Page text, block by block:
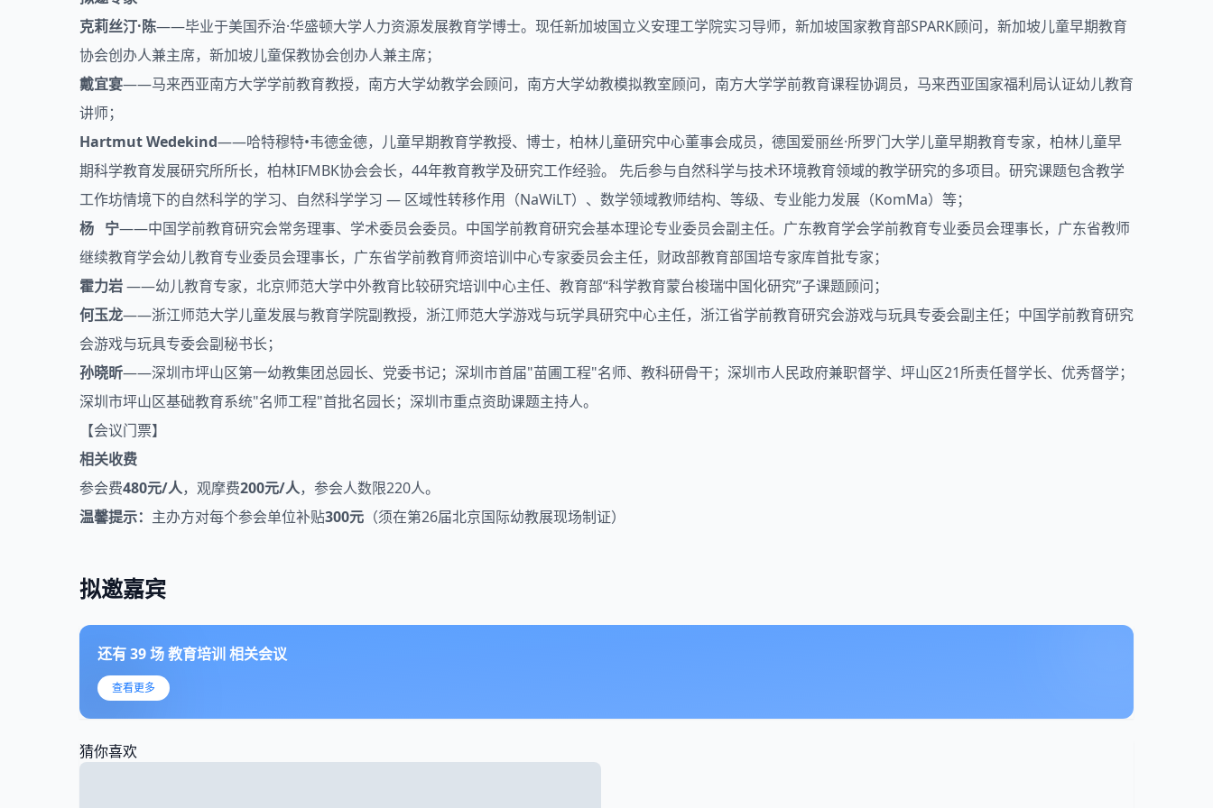
克莉丝汀·陈——毕业于美国乔治·华盛顿大学人力资源发展教育学博士。现任新加坡国立义安理工学院实习导师，新加坡国家教育部SPARK顾问，新加坡儿童早期教育
协会创办人兼主席，新加坡儿童保教协会创办人兼主席；
戴宜宴——马来西亚南方大学学前教育教授，南方大学幼教学会顾问，南方大学幼教模拟教室顾问，南方大学学前教育课程协调员，马来西亚国家福利局认证幼儿教育
讲师；
Hartmut Wedekind——哈特穆特•韦德金德，儿童早期教育学教授、博士，柏林儿童研究中心董事会成员，德国爱丽丝·所罗门大学儿童早期教育专家，柏林儿童早
期科学教育发展研究所所长，柏林IFMBK协会会长，44年教育教学及研究工作经验。 先后参与自然科学与技术环境教育领域的教学研究的多项目。研究课题包含教学
工作坊情境下的自然科学的学习、自然科学学习 — 区域性转移作用（NaWiLT）、数学领域教师结构、等级、专业能力发展（KomMa）等；
杨 宁——中国学前教育研究会常务理事、学术委员会委员。中国学前教育研究会基本理论专业委员会副主任。广东教育学会学前教育专业委员会理事长，广东省教师
继续教育学会幼儿教育专业委员会理事长，广东省学前教育师资培训中心专家委员会主任，财政部教育部国培专家库首批专家；
霍力岩——幼儿教育专家，北京师范大学中外教育比较研究培训中心主任、教育部“科学教育蒙台梭瑞中国化研究”子课题顾问；
何玉龙——浙江师范大学儿童发展与教育学院副教授，浙江师范大学游戏与玩学具研究中心主任，浙江省学前教育研究会游戏与玩具专委会副主任；中国学前教育研究
会游戏与玩具专委会副秘书长；
孙晓昕——深圳市坪山区第一幼教集团总园长、党委书记；深圳市首届"苗圃工程"名师、教科研骨干；深圳市人民政府兼职督学、坪山区21所责任督学长、优秀督学；
深圳市坪山区基础教育系统"名师工程"首批名园长；深圳市重点资助课题主持人。
【会议门票】
相关收费
参会费480元/人，观摩费200元/人，参会人数限220人。
温馨提示： 主办方对每个参会单位补贴300元 （须在第26届北京国际幼教展现场制证）
拟邀嘉宾
还有39场教育培训 相关会议
查看更多
猜你喜欢